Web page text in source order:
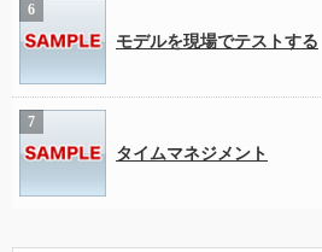
モデルを現場でテストする
タイムマネジメント